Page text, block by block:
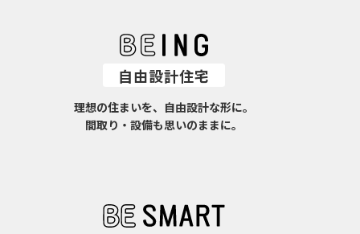
自由設計住宅
理想の住まいを、自由設計な形に。
間取り・設備も思いのままに。